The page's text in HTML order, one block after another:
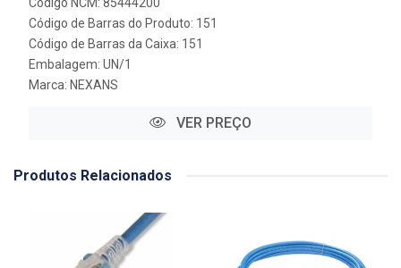
Código NCM: 85444200
Código de Barras do Produto: 151
Código de Barras da Caixa: 151
Embalagem: UN/1
Marca: NEXANS
VER PREÇO
Produtos Relacionados